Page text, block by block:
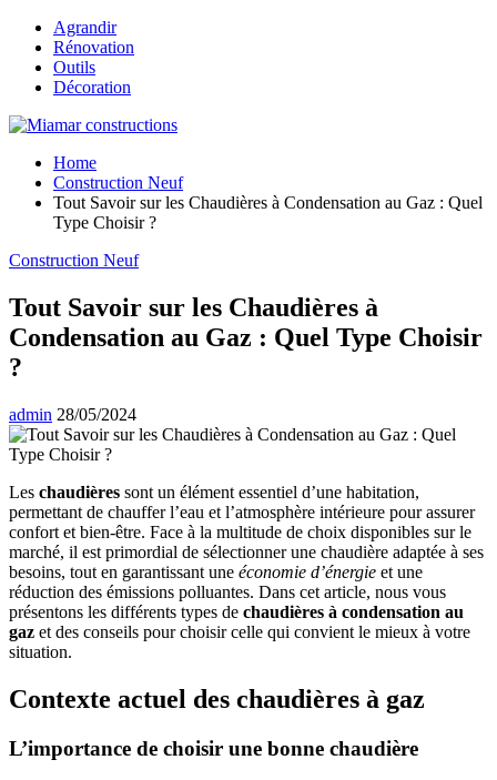
Skip
navigation
Skip
content
Primary
Menu
Agrandir
Rénovation
Outils
Décoration
Miamar constructions
Home
Construction Neuf
Tout Savoir sur les Chaudières à Condensation au Gaz : Quel
Type Choisir ?
Construction Neuf
Tout Savoir sur les Chaudières à
Condensation au Gaz : Quel Type Choisir
?
admin 28/05/2024
Les chaudières sont un élément essentiel d’une habitation,
permettant de chauffer l’eau et l’atmosphère intérieure pour assurer
confort et bien-être. Face à la multitude de choix disponibles sur le
marché, il est primordial de sélectionner une chaudière adaptée à ses
besoins, tout en garantissant une économie d’énergie et une
réduction des émissions polluantes. Dans cet article, nous vous
présentons les différents types de chaudières à condensation au
gaz et des conseils pour choisir celle qui convient le mieux à votre
situation.
Contexte actuel des chaudières à gaz
L’importance de choisir une bonne chaudière